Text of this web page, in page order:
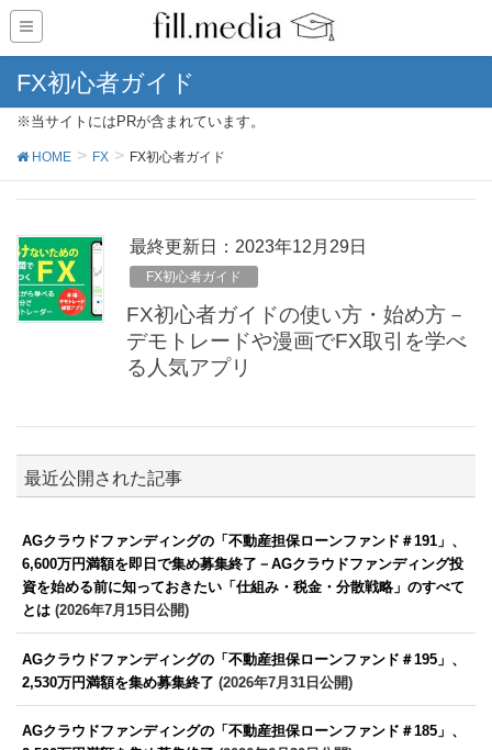
FX初心者ガイド
※当サイトにはPRが含まれています。
HOME FX FX初心者ガイド
最終更新日：2023年12月29日
FX初心者ガイド
FX初心者ガイドの使い方・始め方－
デモトレードや漫画でFX取引を学べ
る人気アプリ
最近公開された記事
AGクラウドファンディングの「不動産担保ローンファンド＃191」、
6,600万円満額を即日で集め募集終了－AGクラウドファンディング投
資を始める前に知っておきたい「仕組み・税金・分散戦略」のすべて
とは (2026年7月15日公開)
AGクラウドファンディングの「不動産担保ローンファンド＃195」、
2,530万円満額を集め募集終了 (2026年7月31日公開)
AGクラウドファンディングの「不動産担保ローンファンド＃185」、